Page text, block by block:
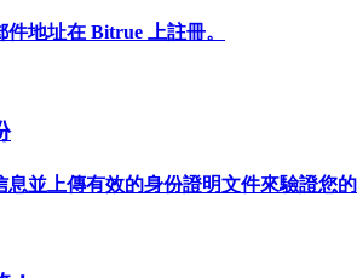
地址在 Bitrue 上註冊。
並上傳有效的身份證明文件來驗證您的